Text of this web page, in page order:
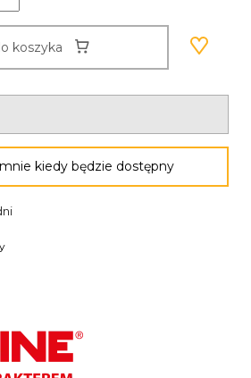
koszyka
kiedy będzie dostępny